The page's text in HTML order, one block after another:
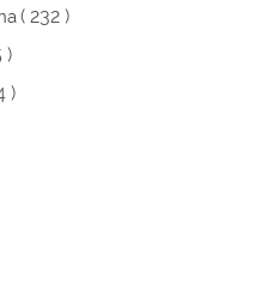
( 232 )
)
)